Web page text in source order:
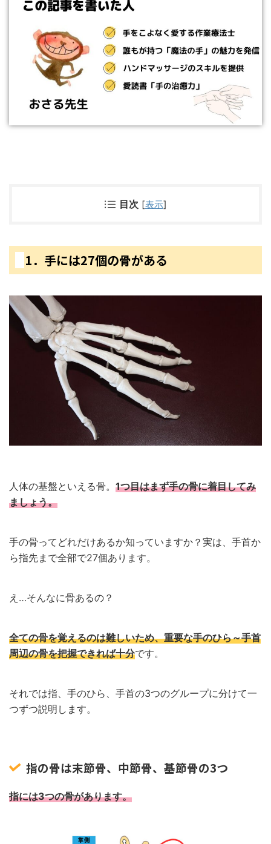
目次 [表示]
1．手には27個の骨がある
人体の基盤といえる骨。 1つ目はまず手の骨に着目してみ
ましょう。
手の骨ってどれだけあるか知っていますか？実は、手首か
ら指先まで全部で27個あります。
え…そんなに骨あるの？
全ての骨を覚えるのは難しいため、重要な手のひら～手首
周辺の骨を把握できれば十分です。
それでは指、手のひら、手首の3つのグループに分けて一
つずつ説明します。
指の骨は末節骨、中節骨、基節骨の3つ
指には3つの骨があります。